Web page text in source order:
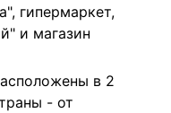
гипермаркет,
и магазин
в 2
- от